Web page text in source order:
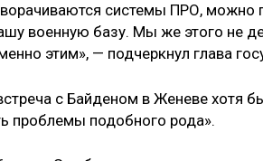
системы ПРО, можно
военную базу. Мы же этого не
этим», — подчеркнул глава
с Байденом в Женеве хотя
проблемы подобного рода».